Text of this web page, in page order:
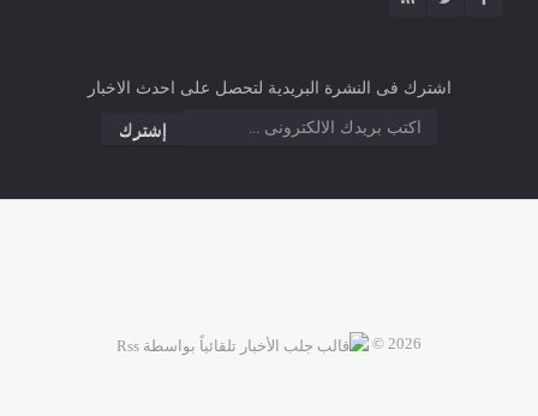
اشترك فى النشرة البريدية لتحصل على احدث الاخبار
2026 ©